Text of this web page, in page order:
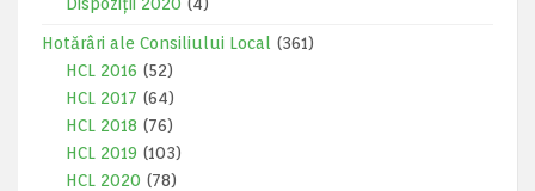
Hotărâri ale Consiliului Local
(361)
HCL 2016 (52)
HCL 2017 (64)
HCL 2018 (76)
HCL 2019 (103)
HCL 2020 (78)